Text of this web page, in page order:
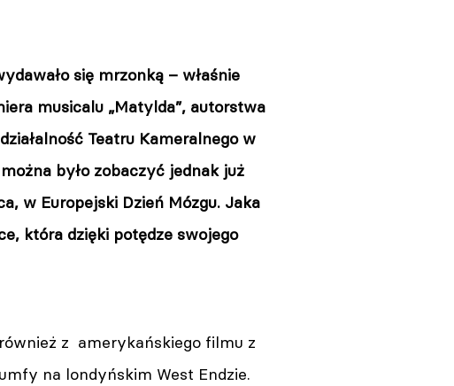
się mrzonką – właśnie
musicalu „Matylda”, autorstwa
Teatru Kameralnego w
było zobaczyć jednak już
w Europejski Dzień Mózgu. Jaka
która dzięki potędze swojego
z amerykańskiego filmu z
na londyńskim West Endzie.